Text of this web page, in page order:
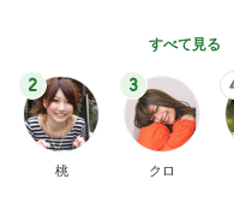
すべて見る
2
桃
3
クロ